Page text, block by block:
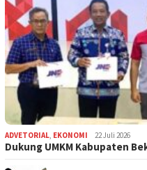
ADVETORIAL, EKONOMI 22 Juli 2026
Dukung UMKM Kabupaten